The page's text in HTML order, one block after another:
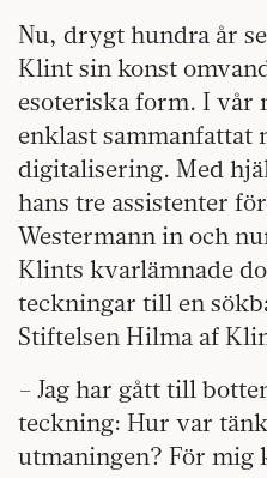
Nu, drygt hundra år
Klint sin konst
esoteriska form. I vår
enklast sammanfattat
digitalisering. Med
hans tre assistenter
Westermann in och
Klints kvarlämnade
teckningar till en
Stiftelsen Hilma af
– Jag har gått till
teckning: Hur var
utmaningen? För mig